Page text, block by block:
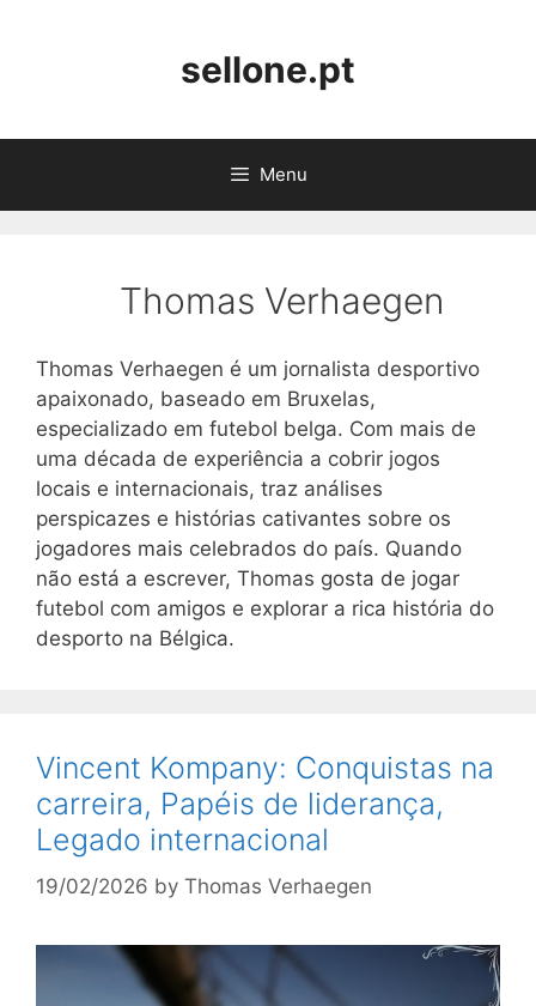
sellone.pt
Menu
Thomas Verhaegen
Thomas Verhaegen é um jornalista desportivo
apaixonado, baseado em Bruxelas,
especializado em futebol belga. Com mais de
uma década de experiência a cobrir jogos
locais e internacionais, traz análises
perspicazes e histórias cativantes sobre os
jogadores mais celebrados do país. Quando
não está a escrever, Thomas gosta de jogar
futebol com amigos e explorar a rica história do
desporto na Bélgica.
Vincent Kompany: Conquistas na
carreira, Papéis de liderança,
Legado internacional
19/02/2026 by Thomas Verhaegen